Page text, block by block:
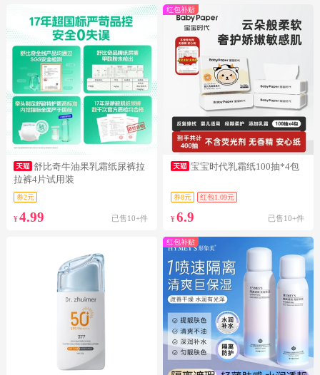
舒比奇牛油果乳霜纸尿裤拉
拉裤4片试用装
券2元
¥ 4.99 已售10+件
红包补贴
宝宝时代乳霜纸100抽*4包
券8元 红包1.09元
¥6.9 已售10+件
红包补贴